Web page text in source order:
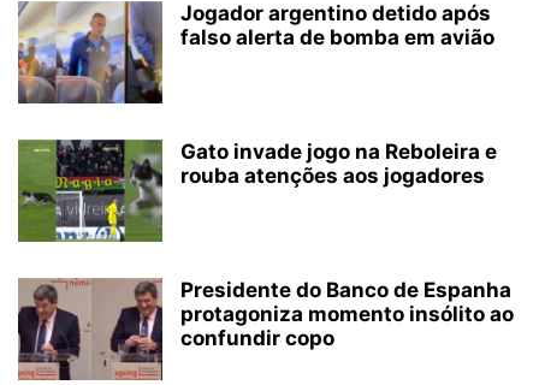
Jogador argentino detido após
falso alerta de bomba em avião
Gato invade jogo na Reboleira e
rouba atenções aos jogadores
Presidente do Banco de Espanha
protagoniza momento insólito ao
confundir copo